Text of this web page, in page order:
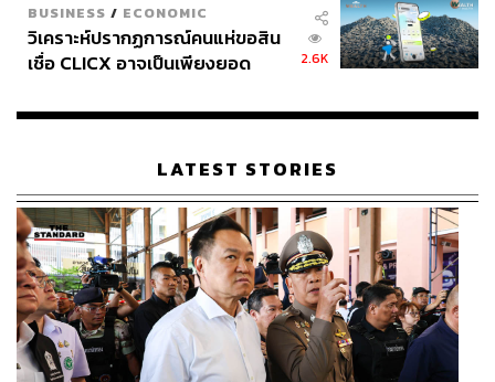
BUSINESS / ECONOMIC
วิเคราะห์ปรากฏการณ์คนแห่ขอสิน
เชื่อ CLICX อาจเป็นเพียงยอด
เรือนไทยที่ถูกซุกไว้
2.6K
LATEST STORIES